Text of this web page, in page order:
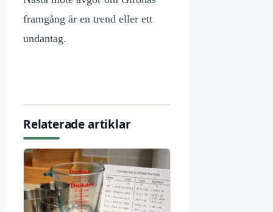
framgång är en trend eller ett
undantag.
Relaterade artiklar